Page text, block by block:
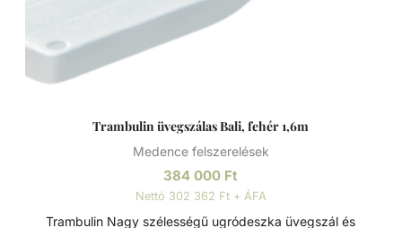
Trambulin üvegszálas Bali, fehér 1,6m
Medence felszerelések
384 000 Ft
Nettó 302 362 Ft + ÁFA
Trambulin Nagy szélességű ugródeszka üvegszál és